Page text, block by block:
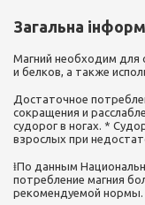
Загальна
Магний необходим для
и белков, а также
Достаточное
сокращения и
судорог в ногах. *
взрослых при
ⱡПо данным
потребление магния
рекомендуемой нормы.